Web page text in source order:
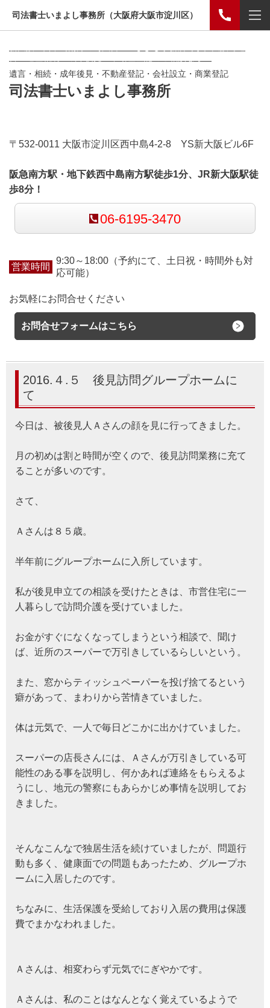
司法書士いまよし事務所（大阪府大阪市淀川区）
遺言・相続・成年後見・不動産登記・会社設立・商業登記
司法書士いまよし事務所
〒532-0011 大阪市淀川区西中島4-2-8 YS新大阪ビル6F
阪急南方駅・地下鉄西中島南方駅徒歩1分、JR新大阪駅徒
歩8分！
06-6195-3470
営業時間
9:30～18:00（予約にて、土日祝・時間外も対
応可能）
お気軽にお問合せください
お問合せフォームはこちら
2016.４.５ 後見訪問グループホームに
て
今日は、被後見人Ａさんの顔を見に行ってきました。
月の初めは割と時間が空くので、後見訪問業務に充て
ることが多いのです。
さて、
Ａさんは８５歳。
半年前にグループホームに入所しています。
私が後見申立ての相談を受けたときは、市営住宅に一
人暮らしで訪問介護を受けていました。
お金がすぐになくなってしまうという相談で、聞け
ば、近所のスーパーで万引きしているらしいという。
また、窓からティッシュペーパーを投げ捨てるという
癖があって、まわりから苦情きていました。
体は元気で、一人で毎日どこかに出かけていました。
スーパーの店長さんには、Ａさんが万引きしている可
能性のある事を説明し、何かあれば連絡をもらえるよ
うにし、地元の警察にもあらかじめ事情を説明してお
きました。
そんなこんなで独居生活を続けていましたが、問題行
動も多く、健康面での問題もあったため、グループホ
ームに入居したのです。
ちなみに、生活保護を受給しており入居の費用は保護
費でまかなわれました。
Ａさんは、相変わらず元気でにぎやかです。
Ａさんは、私のことはなんとなく覚えているようで